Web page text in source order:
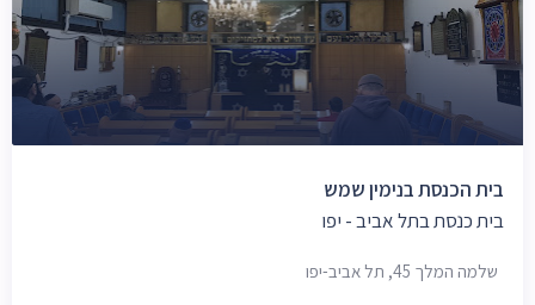
בית הכנסת בנימין שמש
בית כנסת בתל אביב - יפו
שלמה המלך 45, תל אביב-יפו